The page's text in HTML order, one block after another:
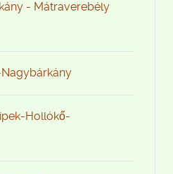
- Mátraverebély
Hollókő-